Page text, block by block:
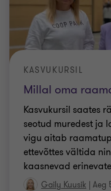
Millal oma
KASVUKURSIL
Kasvukursil saates
seotud muredest ja
vigu aitab
ettevõttes vältida
kaasnevad
Gaily Kuusik | Aeg